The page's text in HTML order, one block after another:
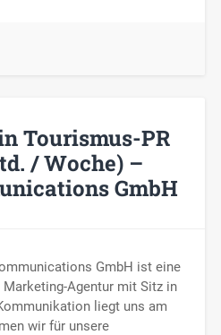
Tourismus-PR
/ Woche) –
GmbH
GmbH ist eine
Marketing-Agentur mit Sitz in
liegt uns am
wir für unsere